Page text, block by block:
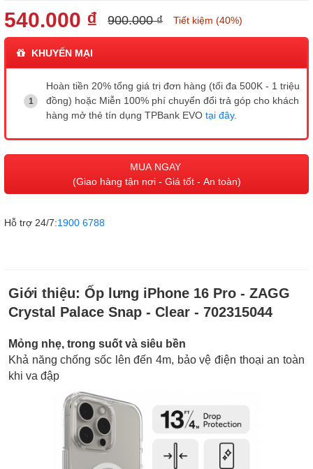
540.000 ₫ 900.000 ₫ Tiết kiệm (40%)
KHUYẾN MẠI
Hoàn tiền 20% tổng giá trị đơn hàng (tối đa 500K - 1 triệu
đồng) hoặc Miễn 100% phí chuyển đổi trả góp cho khách
hàng mở thẻ tín dụng TPBank EVO tại đây.
MUA NGAY
(Giao hàng tận nơi - Giá tốt - An toàn)
Hỗ trợ 24/7:1900 6788
Giới thiệu: Ốp lưng iPhone 16 Pro - ZAGG
Crystal Palace Snap - Clear - 702315044
Mỏng nhẹ, trong suốt và siêu bền
Khả năng chống sốc lên đến 4m, bảo vệ điện thoại an toàn
khi va đập